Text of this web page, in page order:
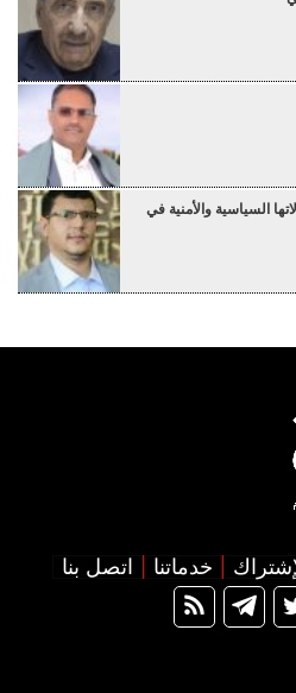
السياسية والأمنية في
خدماتنا اتصل بنا